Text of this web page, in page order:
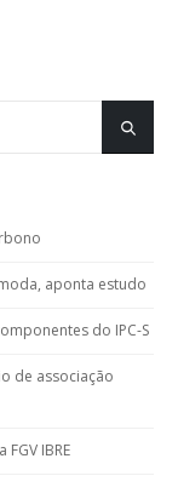
aponta estudo
do IPC-S
de associação
IBRE